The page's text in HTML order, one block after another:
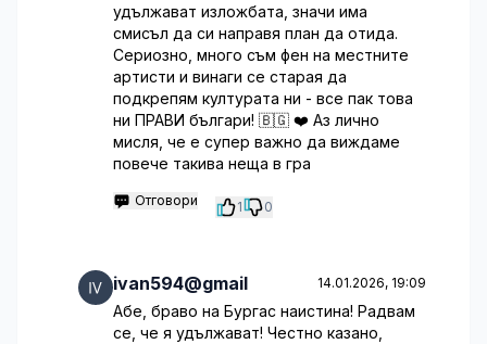
удължават изложбата, значи има
смисъл да си направя план да отида.
Сериозно, много съм фен на местните
артисти и винаги се старая да
подкрепям културата ни - все пак това
ни ПРАВИ българи! 🇧🇬 ❤️ Аз лично
мисля, че е супер важно да виждаме
повече такива неща в гра
Отговори 1 0
ivan594@gmail 14.01.2026, 19:09
Абе, браво на Бургас наистина! Радвам
се, че я удължават! Честно казано,